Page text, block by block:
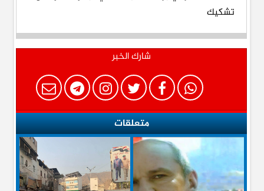
شارك الخبر
متعلقات